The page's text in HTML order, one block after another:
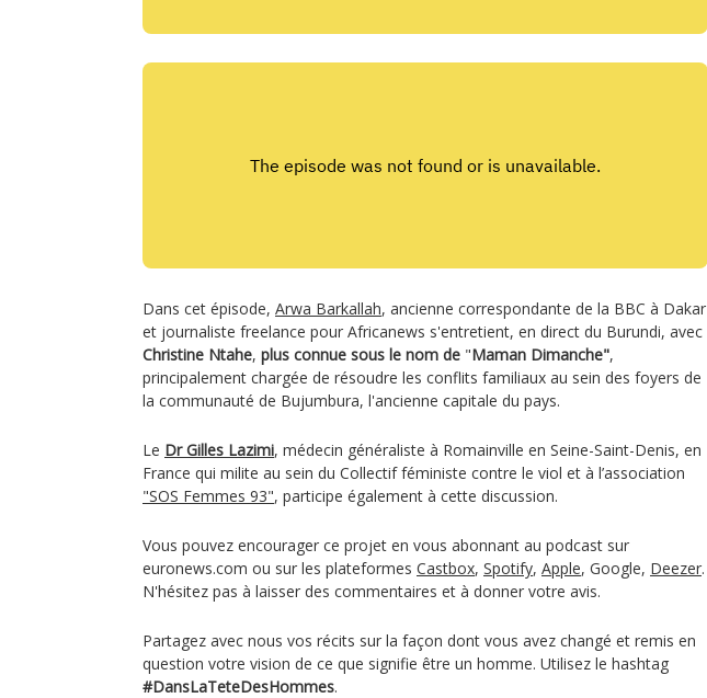
Dans cet épisode, Arwa Barkallah, ancienne correspondante de la BBC à Dakar
et journaliste freelance pour Africanews s'entretient, en direct du Burundi, avec
Christine Ntahe, plus connue sous le nom de "Maman Dimanche",
principalement chargée de résoudre les conflits familiaux au sein des foyers de
la communauté de Bujumbura, l'ancienne capitale du pays.
Le Dr Gilles Lazimi, médecin généraliste à Romainville en Seine-Saint-Denis, en
France qui milite au sein du Collectif féministe contre le viol et à l’association
"SOS Femmes 93", participe également à cette discussion.
Vous pouvez encourager ce projet en vous abonnant au podcast sur
euronews.com ou sur les plateformes Castbox, Spotify, Apple, Google, Deezer.
N'hésitez pas à laisser des commentaires et à donner votre avis.
Partagez avec nous vos récits sur la façon dont vous avez changé et remis en
question votre vision de ce que signifie être un homme. Utilisez le hashtag
#DansLaTeteDesHommes.